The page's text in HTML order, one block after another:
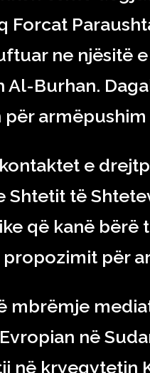
Forcat
ne njësitë
Al-Burhan.
kontaktet e
Shtetit të
që kanë bërë
për
mbrëmje
në
në kryeqytetin